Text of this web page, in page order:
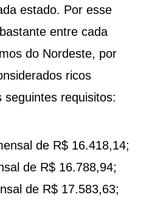
estado. Por esse
entre cada
do Nordeste, por
ricos
requisitos:
de R$ 16.418,14;
de R$ 16.788,94;
de R$ 17.583,63;